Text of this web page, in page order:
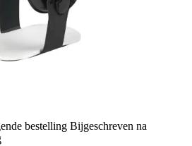
bestelling Bijgeschreven na